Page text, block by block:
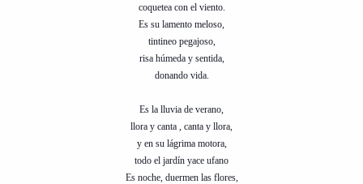
coquetea con el viento.
Es su lamento meloso,
tintineo pegajoso,
risa húmeda y sentida,
donando vida.
Es la lluvia de verano,
llora y canta , canta y llora,
y en su lágrima motora,
todo el jardín yace ufano
Es noche, duermen las flores,